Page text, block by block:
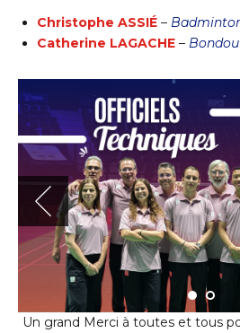
Christophe ASSIÉ –
Catherine LAGACHE –
Un grand Merci à toutes et tous